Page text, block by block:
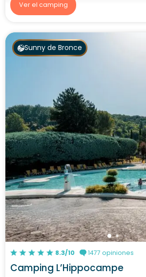
Ver el camping
Sunny de Bronce
8.3/10 1477 opiniones
Camping L’Hippocampe